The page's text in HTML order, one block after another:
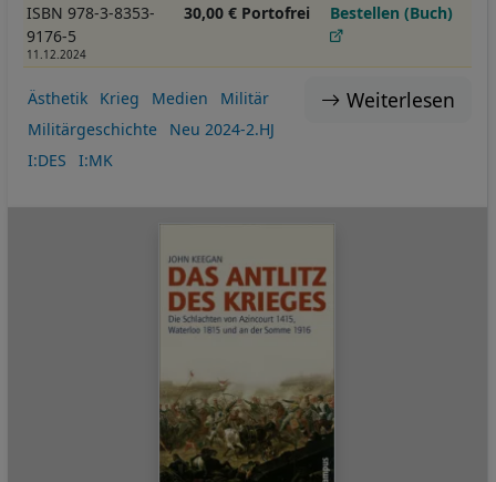
ISBN 978-3-8353-
9176-5
11.12.2024
30,00 € Portofrei Bestellen (Buch)
Weiterlesen
Ästhetik Krieg Medien
Militär
Militärgeschichte
Neu 2024-2.HJ
I:DES
I:MK